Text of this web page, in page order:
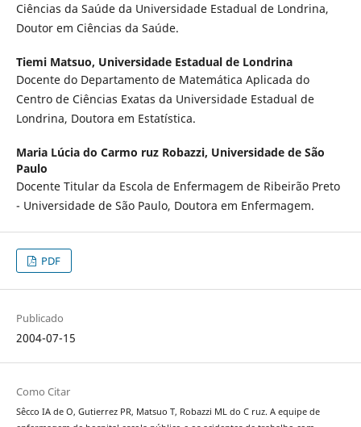
Ciências da Saúde da Universidade Estadual de Londrina,
Doutor em Ciências da Saúde.
Tiemi Matsuo, Universidade Estadual de Londrina
Docente do Departamento de Matemática Aplicada do
Centro de Ciências Exatas da Universidade Estadual de
Londrina, Doutora em Estatística.
Maria Lúcia do Carmo ruz Robazzi, Universidade de São
Paulo
Docente Titular da Escola de Enfermagem de Ribeirão Preto
- Universidade de São Paulo, Doutora em Enfermagem.
PDF
Publicado
2004-07-15
Como Citar
Sêcco IA de O, Gutierrez PR, Matsuo T, Robazzi ML do C ruz. A equipe de